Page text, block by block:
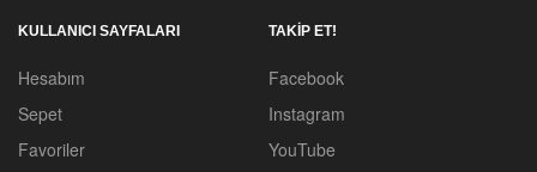
KULLANICI SAYFALARI
Hesabım
Sepet
Favoriler
TAKİP ET!
Facebook
Instagram
YouTube